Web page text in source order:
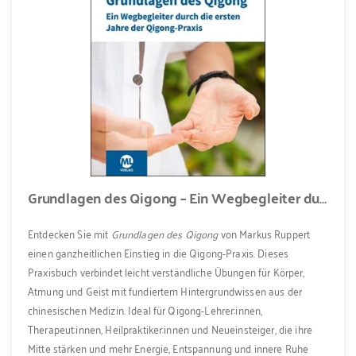
Grundlagen des Qigong – Ein Wegbegleiter durch die ersten Jahre der Qigong-Praxis
Entdecken Sie mit Grundlagen des Qigongvon Markus Ruppert
einen ganzheitlichen Einstieg in die Qigong-Praxis. Dieses
Praxisbuch verbindet leicht verständliche Übungen für Körper,
Atmung und Geist mit fundiertem Hintergrundwissen aus der
chinesischen Medizin. Ideal für Qigong-Lehrer:innen,
Therapeut:innen, Heilpraktiker:innen und Neueinsteiger, die ihre
Mitte stärken und mehr Energie, Entspannung und innere Ruhe